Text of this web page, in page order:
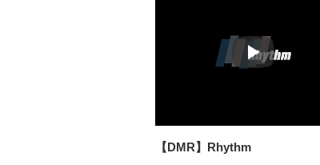
【DMR】Rhythm